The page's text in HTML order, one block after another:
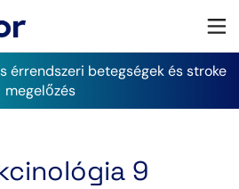
érrendszeri betegségek és stroke
megelőzés
9